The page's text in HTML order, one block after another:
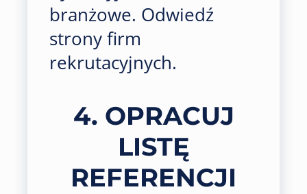
branżowe. Odwiedź
strony firm
rekrutacyjnych.
4. OPRACUJ
LISTĘ
REFERENCJI